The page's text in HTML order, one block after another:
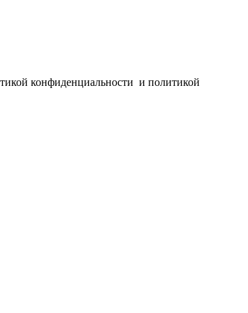
конфиденциальности и политикой